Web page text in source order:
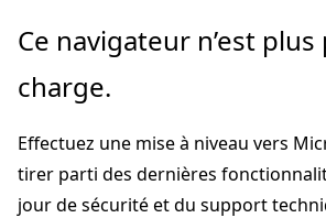
Passer
directement
au
principal
Ce navigateur n’est plus
charge.
Effectuez une mise à niveau vers
tirer parti des dernières
jour de sécurité et du support